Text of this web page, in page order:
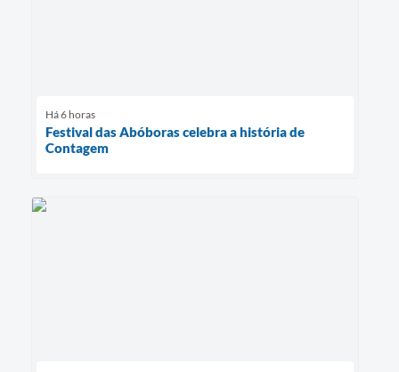
Há 6 horas
Festival das Abóboras celebra a história de
Contagem